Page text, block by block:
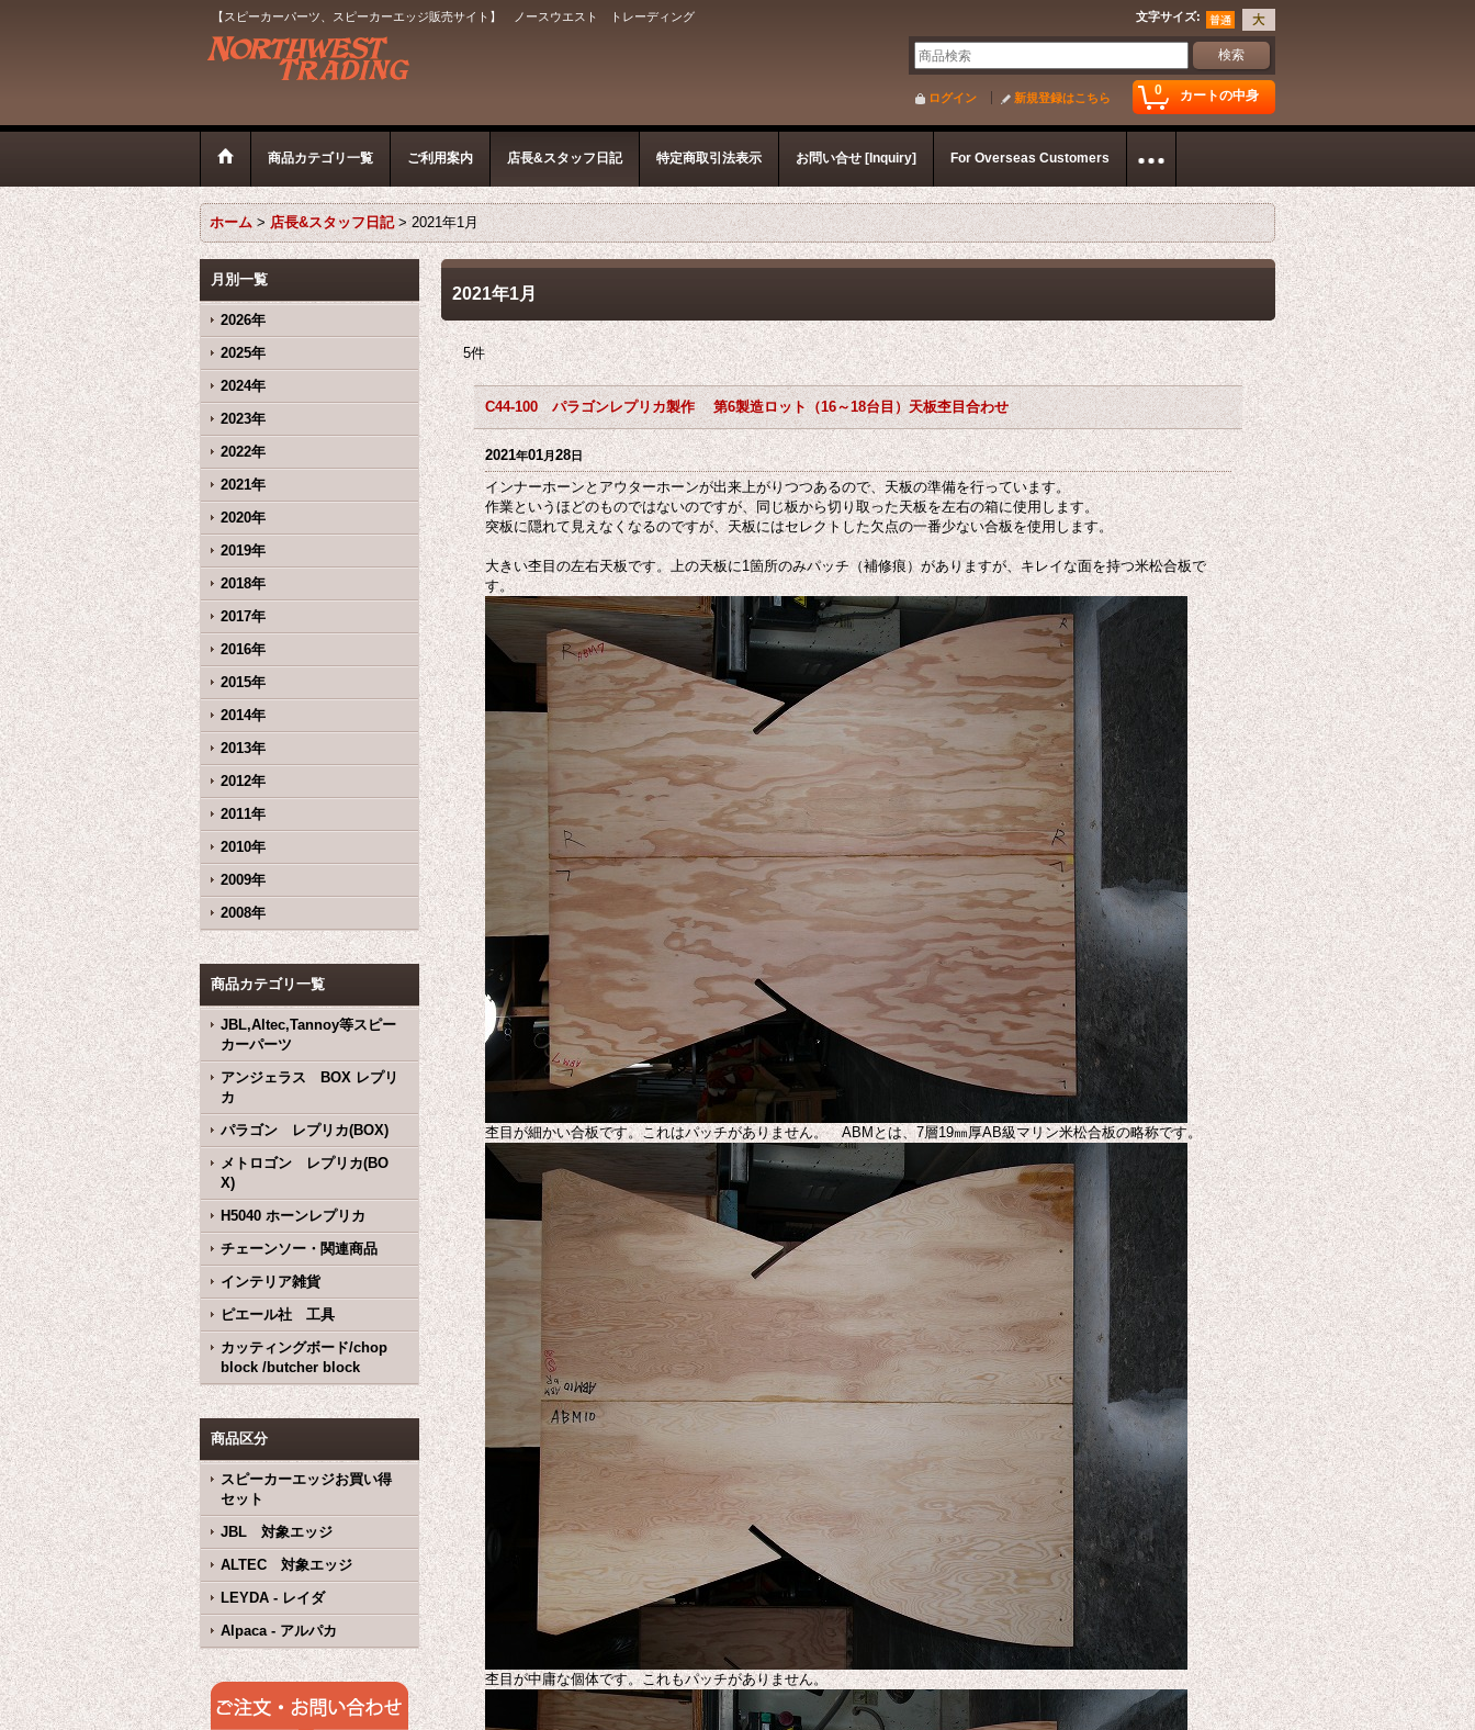
【スピーカーパーツ、スピーカーエッジ販売サイト】 ノースウエスト トレーディング 文字サイズ:
0 カートの中身
ログイン 新規登録はこちら
商品カテゴリ一覧 ご利用案内 店長&スタッフ日記 特定商取引法表示 お問い合せ [Inquiry] For Overseas Customers
ホーム > 店長&スタッフ日記 > 2021年1月
月別一覧
2026年
2025年
2024年
2023年
2022年
2021年
2020年
2019年
2018年
2017年
2016年
2015年
2014年
2013年
2012年
2011年
2010年
2009年
2008年
商品カテゴリ一覧
JBL,Altec,Tannoy等スピー
カーパーツ
アンジェラス BOX レプリ
カ
パラゴン レプリカ(BOX)
メトロゴン レプリカ(BO
X)
H5040 ホーンレプリカ
チェーンソー・関連商品
インテリア雑貨
ピエール社 工具
カッティングボード/chop
block /butcher block
商品区分
スピーカーエッジお買い得
セット
JBL 対象エッジ
ALTEC 対象エッジ
LEYDA - レイダ
Alpaca - アルパカ
2021年1月
5件
C44-100 パラゴンレプリカ製作 第6製造ロット（16～18台目）天板杢目合わせ
2021年01月28日
インナーホーンとアウターホーンが出来上がりつつあるので、天板の準備を行っています。
作業というほどのものではないのですが、同じ板から切り取った天板を左右の箱に使用します。
突板に隠れて見えなくなるのですが、天板にはセレクトした欠点の一番少ない合板を使用します。
大きい杢目の左右天板です。上の天板に1箇所のみパッチ（補修痕）がありますが、キレイな面を持つ米松合板で
す。
杢目が細かい合板です。これはパッチがありません。 ABMとは、7層19㎜厚AB級マリン米松合板の略称です。
杢目が中庸な個体です。これもパッチがありません。